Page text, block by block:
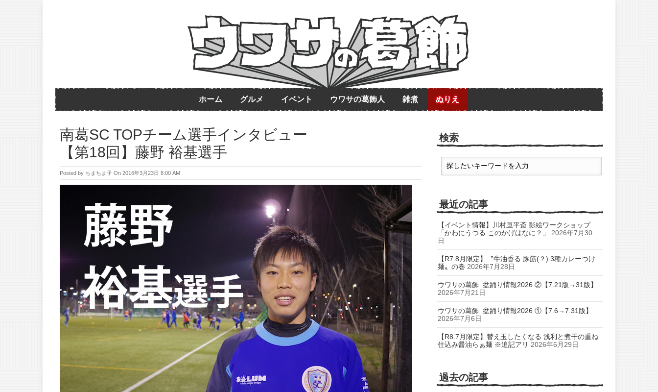
ホーム グルメ イベント ウワサの葛飾人 雑煮 ぬりえ
南葛SC TOPチーム選手インタビュー
【第18回】藤野 裕基選手
Posted by ちまちま子 On 2016年3月23日 8:00 AM
検索
最近の記事
【イベント情報】川村亘平斎 影絵ワークショップ
「かわにうつる このかげはなに？」
2026年7月30
日
【R7.8月限定】〝牛油香る 豚筋(？) 3種カレーつけ
麺〟の巻 2026年7月28日
ウワサの葛飾 盆踊り情報2026 ②【7.21版→31版】
2026年7月21日
ウワサの葛飾 盆踊り情報2026 ①【7.6→7.31版】
2026年7月6日
【R8.7月限定】替え玉したくなる 浅利と煮干の重ね
仕込み醤油らぁ麺 ※追記アリ 2026年6月29日
過去の記事